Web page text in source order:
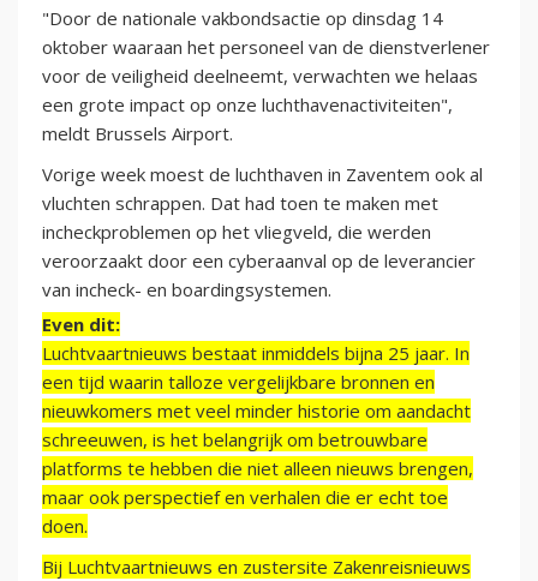
"Door de nationale vakbondsactie op dinsdag 14
oktober waaraan het personeel van de dienstverlener
voor de veiligheid deelneemt, verwachten we helaas
een grote impact op onze luchthavenactiviteiten",
meldt Brussels Airport.
Vorige week moest de luchthaven in Zaventem ook al
vluchten schrappen. Dat had toen te maken met
incheckproblemen op het vliegveld, die werden
veroorzaakt door een cyberaanval op de leverancier
van incheck- en boardingsystemen.
Even dit:
Luchtvaartnieuws bestaat inmiddels bijna 25 jaar. In
een tijd waarin talloze vergelijkbare bronnen en
nieuwkomers met veel minder historie om aandacht
schreeuwen, is het belangrijk om betrouwbare
platforms te hebben die niet alleen nieuws brengen,
maar ook perspectief en verhalen die er echt toe
doen.
Bij Luchtvaartnieuws en zustersite Zakenreisnieuws